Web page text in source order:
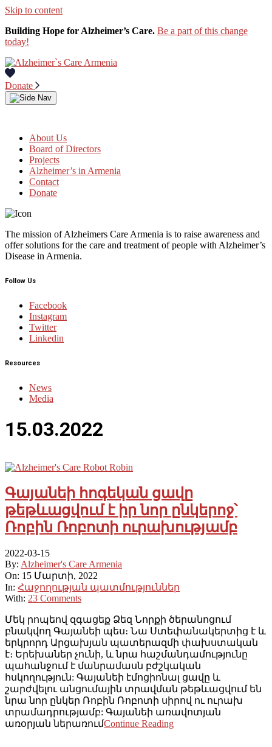
Skip to content
Building Hope for Alzheimer’s Care. Be a part of this change
today!
Donate
About Us
Board of Directors
Projects
Alzheimer’s in Armenia
Contact
Donate
The mission of Alzheimers Care Armenia is to raise awareness and
offer solutions for the care and treatment of people with Alzheimer’s
Disease in Armenia.
Follow Us
Facebook
Instagram
Twitter
Linkedin
Resources
News
Media
15.03.2022
Գայանեի հոգեկան ցավը
թեթևացվում է իր նոր ընկերոջ՝
Ռոբին Ռոբոտի ուրախությամբ
2022-03-15
By: Alzheimer's Care Armenia
On: 15 Մարտի, 2022
In: Հաջողության պատմություններ
With: 23 Comments
Մեկ րոպեով զգացեք Ձեզ Նորքի ծերանոցում
բնակվող Գայանեի պես։ Նա Ստեփանակերտից է և
երկրորդ Արցախյան պատերազմի փախստական ​​
է։ Երեխաներ չունի, և նրա հաշմանդամությունը
պահանջում է մանրամասն բժշկական
հսկողություն: Գայանեի էմոցիոնալ ցավը և
շարժվելու անցումային տրավման թեթևացվում են
նրա նոր ընկեր Ռոբին Ռոբոտի սիրով ու ուրախ
տրամադրությամբ: Գայանեի առավոտյան
առօրյան ներառումContinue Reading